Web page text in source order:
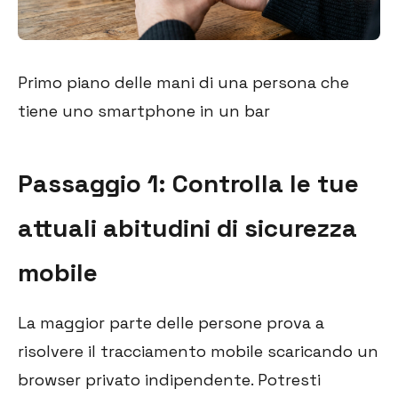
Primo piano delle mani di una persona che
tiene uno smartphone in un bar
Passaggio 1: Controlla le tue
attuali abitudini di sicurezza
mobile
La maggior parte delle persone prova a
risolvere il tracciamento mobile scaricando un
browser privato indipendente. Potresti